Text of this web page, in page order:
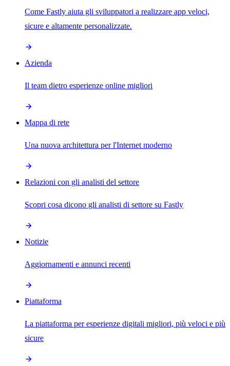
Come Fastly aiuta gli sviluppatori a realizzare app veloci,
sicure e altamente personalizzate.
Azienda
Il team dietro esperienze online migliori
Mappa di rete
Una nuova architettura per l'Internet moderno
Relazioni con gli analisti del settore
Scopri cosa dicono gli analisti di settore su Fastly
Notizie
Aggiornamenti e annunci recenti
Piattaforma
La piattaforma per esperienze digitali migliori, più veloci e più
sicure